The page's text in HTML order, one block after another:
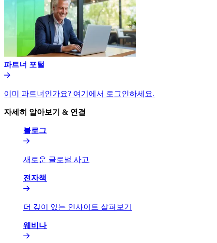
파트너 포털​​
이미 파트너인가요? 여기에서 로그인하세요.​​
자세히 알아보기 & 연결​​
블로그​​
새로운 글로벌 사고​​
전자책​​
더 깊이 있는 인사이트 살펴보기​​
웨비나​​